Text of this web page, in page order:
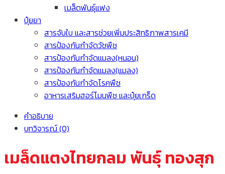
เมล็ดพันธุ์แฟง
ปุ๋ยยา
สารจับใบ และสารช่วยเพิ่มประสิทธิภาพสารเคมี
สารป้องกันกำจัดวัชพืช
สารป้องกันกำจัดแมลง(หนอน)
สารป้องกันกำจัดแมลง(แมลง)
สารป้องกันกำจัดโรคพืช
อาหารเสริมฮอร์โมนพืช และปุ๋ยเกร็ด
คำอธิบาย
บทวิจารณ์ (0)
เมล็ดแตงไทยกลม พันธุ์ ทองสุก